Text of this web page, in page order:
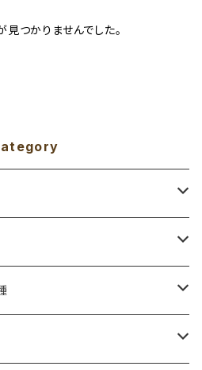
つかりませんでした。
)
)